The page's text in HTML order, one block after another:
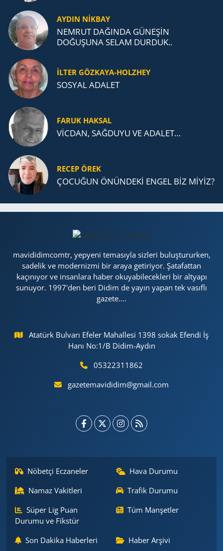
AYDIN NİKBAY
NEMRUT DAĞINDA GÜNEŞİN
DOĞUŞUNA SELAM DURDUK..
İLTER GÖZKAYA-HOLZHEY
SOSYAL ADALET
FARUK HAKSAL
VİCDAN, SAĞ­DU­YU VE ADA­LET…
RECEP ÖREK
ÇOCUĞUN ÖNÜNDEKİ ENGEL BİZ MİYİZ?
mavididimcomtr, yepyeni temasıyla sizleri buluştururken,
sadelik ve modernizmi bir araya getiriyor. Şatafattan
kaçınıyor ve insanlara haber okuyabilecekleri bir altyapı
sunuyor. 1997'den beri Didim de yayın yapan tek vasıflı
gazete....
Atatürk Bulvarı Efeler Mahallesi 1398 sokak Efendi İş
Hanı No:1/B Didim-Aydın
05322311862
gazetemavididim@gmail.com
Nöbetçi Eczaneler
Hava Durumu
Namaz Vakitleri
Trafik Durumu
Süper Lig Puan
Durumu ve Fikstür
Tüm Manşetler
Son Dakika Haberleri Haber Arşivi